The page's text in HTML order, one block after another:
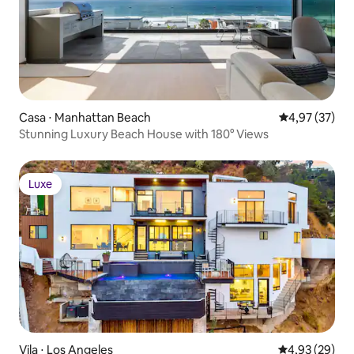
Casa ⋅ Manhattan Beach 4,97 de uma
4,97 (37)
Stunning Luxury Beach House with 180° Views
Luxe
Luxe
Vila ⋅ Los Angeles 4,93 de uma
4,93 (29)